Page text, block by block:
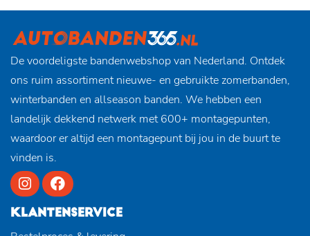
De voordeligste bandenwebshop van Nederland. Ontdek
ons ruim assortiment nieuwe- en gebruikte zomerbanden,
winterbanden en allseason banden. We hebben een
landelijk dekkend netwerk met 600+ montagepunten,
waardoor er altijd een montagepunt bij jou in de buurt te
vinden is.
KLANTENSERVICE